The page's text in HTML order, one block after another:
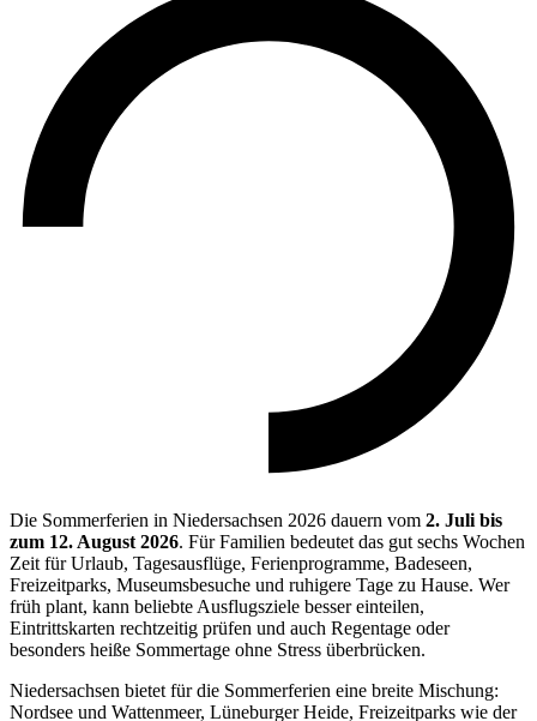
Die Sommerferien in Niedersachsen 2026 dauern vom 2. Juli bis
zum 12. August 2026. Für Familien bedeutet das gut sechs Wochen
Zeit für Urlaub, Tagesausflüge, Ferienprogramme, Badeseen,
Freizeitparks, Museumsbesuche und ruhigere Tage zu Hause. Wer
früh plant, kann beliebte Ausflugsziele besser einteilen,
Eintrittskarten rechtzeitig prüfen und auch Regentage oder
besonders heiße Sommertage ohne Stress überbrücken.
Niedersachsen bietet für die Sommerferien eine breite Mischung:
Nordsee und Wattenmeer, Lüneburger Heide, Freizeitparks wie der